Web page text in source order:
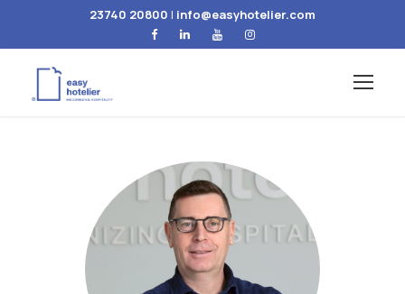
23740 20800 | info@easyhotelier.com